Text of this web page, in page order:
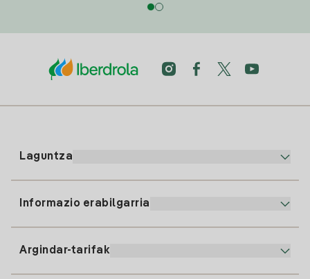
Laguntza
Informazio erabilgarria
Argindar-tarifak